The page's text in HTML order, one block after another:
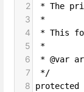
2 * The
3 *
4 * This
5 *
6 * @var
7 */
8 protected